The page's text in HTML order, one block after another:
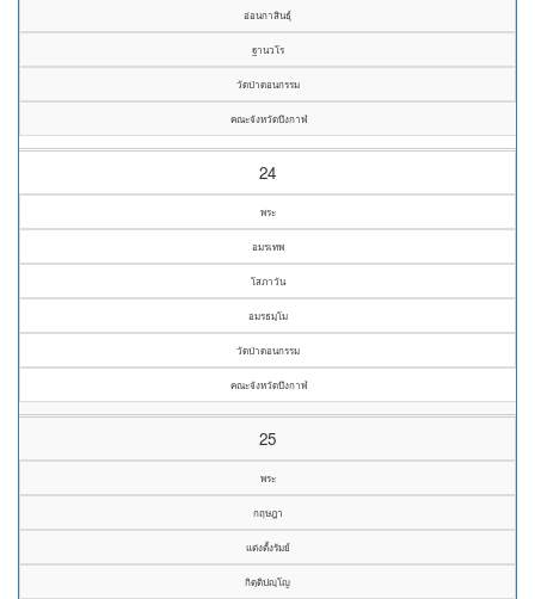
อ่อนกาสินธุ์
ฐานวโร
วัดป่าดอนกรรม
คณะจังหวัดบึงกาฬ
24
พระ
อมรเทพ
โสภาวัน
อมรธมฺโม
วัดป่าดอนกรรม
คณะจังหวัดบึงกาฬ
25
พระ
กฤษฎา
แต่งตั้งรัมย์
กิตฺติปญฺโญ